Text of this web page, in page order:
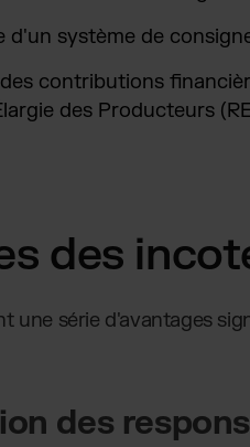
d'un système de
contributions
des Producteurs
des
une série d'avantages
des